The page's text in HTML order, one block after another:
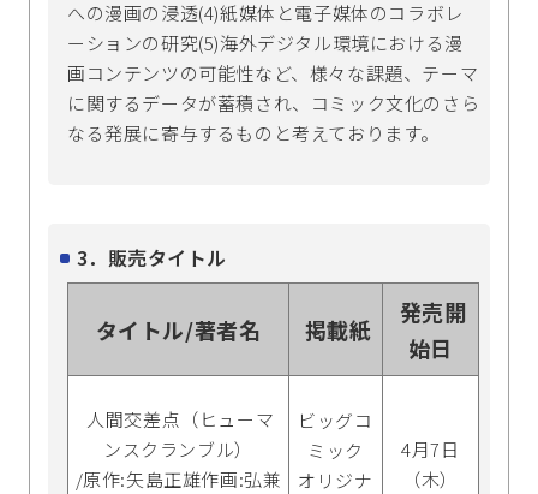
への漫画の浸透(4)紙媒体と電子媒体のコラボレ
ーションの研究(5)海外デジタル環境における漫
画コンテンツの可能性など、様々な課題、テーマ
に関するデータが蓄積され、コミック文化のさら
なる発展に寄与するものと考えております。
3．販売タイトル
タイトル/著者名 掲載紙
発売開
始日
人間交差点（ヒューマ
ンスクランブル）
/原作:矢島正雄作画:弘兼
ビッグコ
ミック
オリジナ
4月7日
（木）